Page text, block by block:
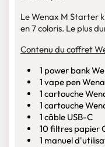
Le Wenax M Starter
en 7 coloris. Le plus
Contenu du coffret
1 power bank
1 vape pen
1 cartouche
1 cartouche
1 câble USB-C
10 filtres papier
1 manuel